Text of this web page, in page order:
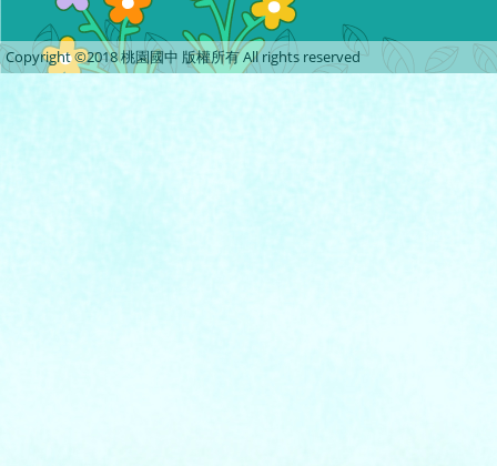
Copyright ©2018 桃園國中 版權所有 All rights reserved